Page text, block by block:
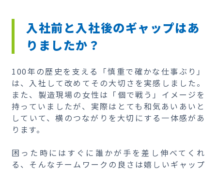
入社前と入社後のギャップはあ
りましたか？
100年の歴史を支える「慎重で確かな仕事ぶり」
は、入社して改めてその大切さを実感しました。
また、製造現場の女性は「個で戦う」イメージを
持っていましたが、実際はとても和気あいあいと
していて、横のつながりを大切にする一体感があ
ります。
困った時にはすぐに誰かが手を差し伸べてくれ
る、そんなチームワークの良さは嬉しいギャップ